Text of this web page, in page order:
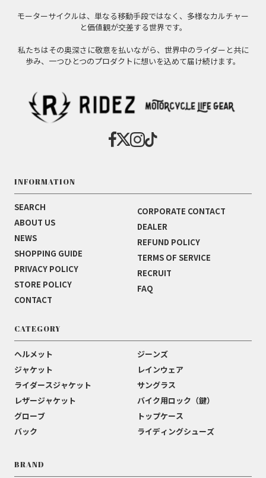
モーターサイクルは、単なる移動手段ではなく、多様なカルチャー
と価値観が交差する世界です。
私たちはその奥深さに敬意を払いながら、世界中のライダーと共に
歩み、一つひとつのプロダクトに想いを込めて届け続けます。
INFORMATION
SEARCH
ABOUT US
NEWS
SHOPPING GUIDE
PRIVACY POLICY
STORE POLICY
CONTACT
CORPORATE CONTACT
DEALER
REFUND POLICY
TERMS OF SERVICE
RECRUIT
FAQ
CATEGORY
ヘルメット
ジャケット
ライダースジャケット
レザージャケット
グローブ
バック
ジーンズ
レインウェア
サングラス
バイク用ロック（鍵）
トップケース
ライディングシューズ
BRAND